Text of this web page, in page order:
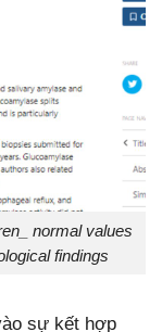
normal values
findings
sự kết hợp